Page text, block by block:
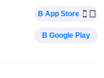
В App Store
В Google Play